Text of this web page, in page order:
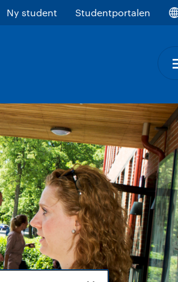
Ny student Studentportalen